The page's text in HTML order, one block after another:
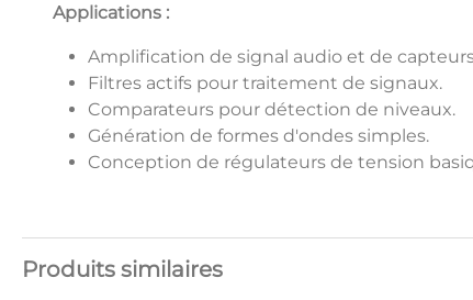
Applications :
Amplification de signal audio et de
Filtres actifs pour traitement de signaux.
Comparateurs pour détection de niveaux.
Génération de formes d'ondes simples.
Conception de régulateurs de tension
Produits similaires